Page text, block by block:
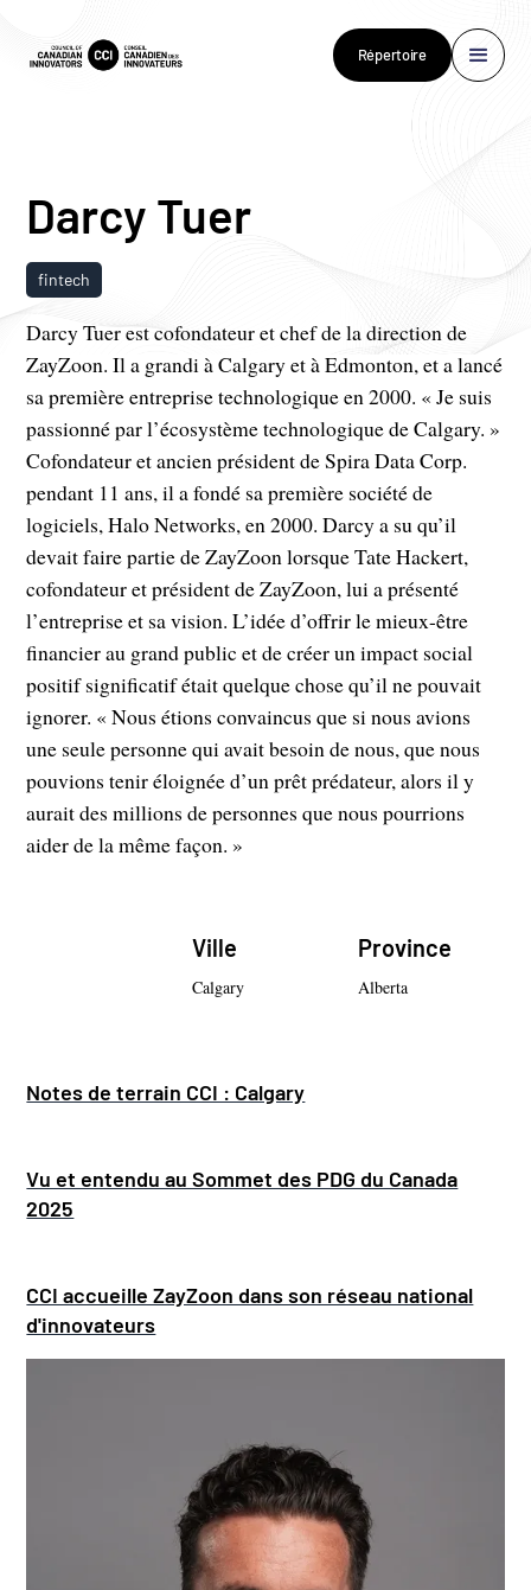
Répertoire
Darcy Tuer
fintech
Darcy Tuer est cofondateur et chef de la direction de
ZayZoon. Il a grandi à Calgary et à Edmonton, et a lancé
sa première entreprise technologique en 2000. « Je suis
passionné par l’écosystème technologique de Calgary. »
Cofondateur et ancien président de Spira Data Corp.
pendant 11 ans, il a fondé sa première société de
logiciels, Halo Networks, en 2000. Darcy a su qu’il
devait faire partie de ZayZoon lorsque Tate Hackert,
cofondateur et président de ZayZoon, lui a présenté
l’entreprise et sa vision. L’idée d’offrir le mieux-être
financier au grand public et de créer un impact social
positif significatif était quelque chose qu’il ne pouvait
ignorer. « Nous étions convaincus que si nous avions
une seule personne qui avait besoin de nous, que nous
pouvions tenir éloignée d’un prêt prédateur, alors il y
aurait des millions de personnes que nous pourrions
aider de la même façon. »
Ville
Calgary
Province
Alberta
Notes de terrain CCI : Calgary
Vu et entendu au Sommet des PDG du Canada
2025
CCI accueille ZayZoon dans son réseau national
d'innovateurs